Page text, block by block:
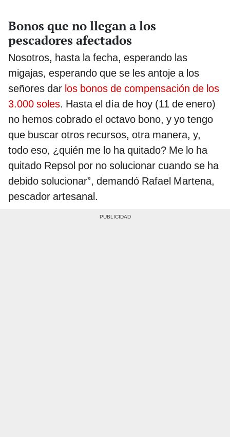
Bonos que no llegan a los
pescadores afectados
Nosotros, hasta la fecha, esperando las
migajas, esperando que se les antoje a los
señores dar los bonos de compensación de los
3.000 soles. Hasta el día de hoy (11 de enero)
no hemos cobrado el octavo bono, y yo tengo
que buscar otros recursos, otra manera, y,
todo eso, ¿quién me lo ha quitado? Me lo ha
quitado Repsol por no solucionar cuando se ha
debido solucionar”, demandó Rafael Martena,
pescador artesanal.